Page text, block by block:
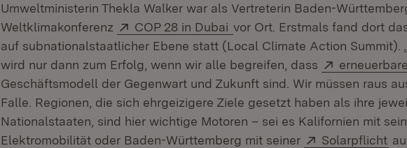
Umweltministerin Thekla Walker war als Vertreterin Baden-
Weltklimakonferenz
Extern:
COP 28 in Dubai (Öffnet in neuem Fenster)
vor Ort. Erstmals fand dort
auf subnationalstaatlicher Ebene statt (Local Climate Action Summit).
wird nur dann zum Erfolg, wenn wir alle begreifen, dass
Extern:
Geschäftsmodell der Gegenwart und Zukunft sind. Wir müssen raus
Falle. Regionen, die sich ehrgeizigere Ziele gesetzt haben als ihre
Nationalstaaten, sind hier wichtige Motoren – sei es Kalifornien mit
Elektromobilität oder Baden-Württemberg mit seiner
Extern:
Solarpflicht